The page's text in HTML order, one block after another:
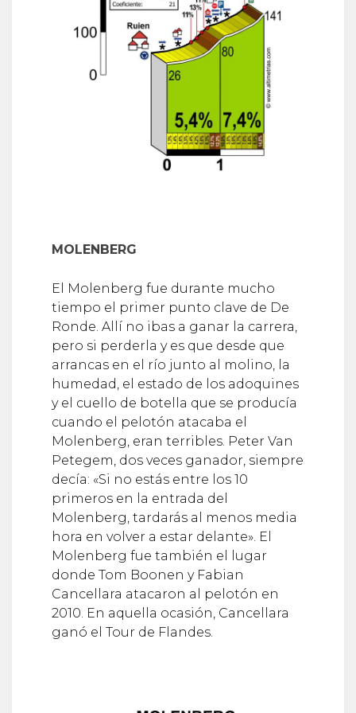
MOLENBERG
El Molenberg fue durante mucho
tiempo el primer punto clave de De
Ronde. Allí no ibas a ganar la carrera,
pero si perderla y es que desde que
arrancas en el río junto al molino, la
humedad, el estado de los adoquines
y el cuello de botella que se producía
cuando el pelotón atacaba el
Molenberg, eran terribles. Peter Van
Petegem, dos veces ganador, siempre
decía: «Si no estás entre los 10
primeros en la entrada del
Molenberg, tardarás al menos media
hora en volver a estar delante». El
Molenberg fue también el lugar
donde Tom Boonen y Fabian
Cancellara atacaron al pelotón en
2010. En aquella ocasión, Cancellara
ganó el Tour de Flandes.